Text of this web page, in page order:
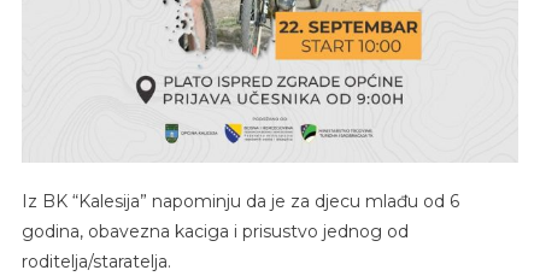
Iz BK “Kalesija” napominju da je za djecu mlađu od 6
godina, obavezna kaciga i prisustvo jednog od
roditelja/staratelja.